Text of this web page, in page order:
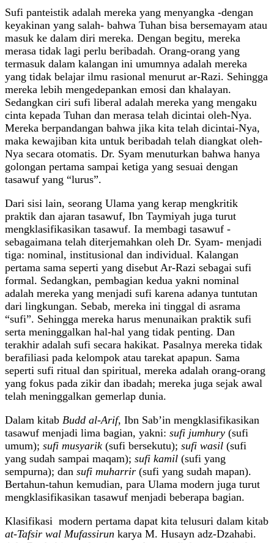
Sufi panteistik adalah mereka yang menyangka -dengan
keyakinan yang salah- bahwa Tuhan bisa bersemayam atau
masuk ke dalam diri mereka. Dengan begitu, mereka
merasa tidak lagi perlu beribadah. Orang-orang yang
termasuk dalam kalangan ini umumnya adalah mereka
yang tidak belajar ilmu rasional menurut ar-Razi. Sehingga
mereka lebih mengedepankan emosi dan khalayan.
Sedangkan ciri sufi liberal adalah mereka yang mengaku
cinta kepada Tuhan dan merasa telah dicintai oleh-Nya.
Mereka berpandangan bahwa jika kita telah dicintai-Nya,
maka kewajiban kita untuk beribadah telah diangkat oleh-
Nya secara otomatis. Dr. Syam menuturkan bahwa hanya
golongan pertama sampai ketiga yang sesuai dengan
tasawuf yang “lurus”.
Dari sisi lain, seorang Ulama yang kerap mengkritik
praktik dan ajaran tasawuf, Ibn Taymiyah juga turut
mengklasifikasikan tasawuf. Ia membagi tasawuf -
sebagaimana telah diterjemahkan oleh Dr. Syam- menjadi
tiga: nominal, institusional dan individual. Kalangan
pertama sama seperti yang disebut Ar-Razi sebagai sufi
formal. Sedangkan, pembagian kedua yakni nominal
adalah mereka yang menjadi sufi karena adanya tuntutan
dari lingkungan. Sebab, mereka ini tinggal di asrama
“sufi”. Sehingga mereka harus menunaikan praktik sufi
serta meninggalkan hal-hal yang tidak penting. Dan
terakhir adalah sufi secara hakikat. Pasalnya mereka tidak
berafiliasi pada kelompok atau tarekat apapun. Sama
seperti sufi ritual dan spiritual, mereka adalah orang-orang
yang fokus pada zikir dan ibadah; mereka juga sejak awal
telah meninggalkan gemerlap dunia.
Dalam kitab Budd al-Arif, Ibn Sab’in mengklasifikasikan
tasawuf menjadi lima bagian, yakni: sufi jumhury (sufi
umum); sufi musyarik (sufi bersekutu); sufi wasil (sufi
yang sudah sampai maqam); sufi kamil (sufi yang
sempurna); dan sufi muharrir (sufi yang sudah mapan).
Bertahun-tahun kemudian, para Ulama modern juga turut
mengklasifikasikan tasawuf menjadi beberapa bagian.
Klasifikasi modern pertama dapat kita telusuri dalam kitab
at-Tafsir wal Mufassirun karya M. Husayn adz-Dzahabi.